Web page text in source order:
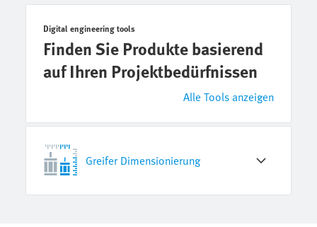
Digital engineering tools
Finden Sie Produkte basierend
auf Ihren Projektbedürfnissen
Alle Tools anzeigen
Greifer Dimensionierung